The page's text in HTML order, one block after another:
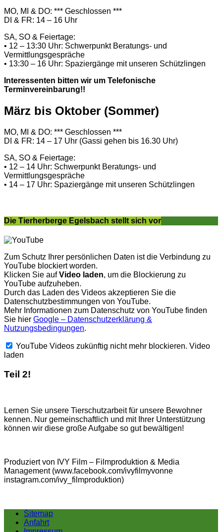
MO, MI & DO: *** Geschlossen ***
DI & FR: 14 – 16 Uhr
SA, SO & Feiertage:
• 12 – 13:30 Uhr: Schwerpunkt Beratungs- und
Vermittlungsgespräche
• 13:30 – 16 Uhr: Spaziergänge mit unseren Schützlingen
Interessenten bitten wir um Telefonische
Terminvereinbarung!!
März bis Oktober (Sommer)
MO, MI & DO: *** Geschlossen ***
DI & FR: 14 – 17 Uhr (Gassi gehen bis 16.30 Uhr)
SA, SO & Feiertage:
• 12 – 14 Uhr: Schwerpunkt Beratungs- und
Vermittlungsgespräche
• 14 – 17 Uhr: Spaziergänge mit unseren Schützlingen
Die Tierherberge Egelsbach stellt sich vor
Zum Schutz Ihrer persönlichen Daten ist die Verbindung zu
YouTube blockiert worden.
Klicken Sie aufVideo laden, um die Blockierung zu
YouTube aufzuheben.
Durch das Laden des Videos akzeptieren Sie die
Datenschutzbestimmungen von YouTube.
Mehr Informationen zum Datenschutz von YouTube finden
Sie hier Google – Datenschutzerklärung &
Nutzungsbedingungen.
YouTube Videos zukünftig nicht mehr blockieren. Video
laden
Teil 2!
Lernen Sie unsere Tierschutzarbeit für unsere Bewohner
kennen. Nur gemeinschaftlich und mit Ihrer Unterstützung
können wir diese große Aufgabe so gut bewältigen!
Produziert von IVY Film – Filmproduktion & Media
Management (www.facebook.com/ivyfilmyvonne
instagram.com/ivy_filmproduktion)
Sitemap
Anfahrt